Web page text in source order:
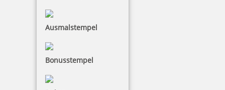
Ausmalstempel
Bonusstempel
24,28 €
Jetzt gestalten